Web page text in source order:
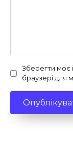
Зберегти моє
браузері для